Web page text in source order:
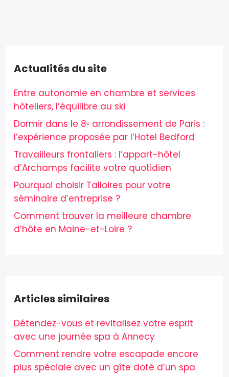
Actualités du site
Entre autonomie en chambre et services
hôteliers, l’équilibre au ski
Dormir dans le 8ᵉ arrondissement de Paris :
l’expérience proposée par l’Hotel Bedford
Travailleurs frontaliers : l’appart-hôtel
d’Archamps facilite votre quotidien
Pourquoi choisir Talloires pour votre
séminaire d’entreprise ?
Comment trouver la meilleure chambre
d’hôte en Maine-et-Loire ?
Articles similaires
Détendez-vous et revitalisez votre esprit
avec une journée spa à Annecy
Comment rendre votre escapade encore
plus spéciale avec un gîte doté d’un spa